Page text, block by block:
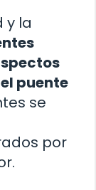
y la
puente
se
por